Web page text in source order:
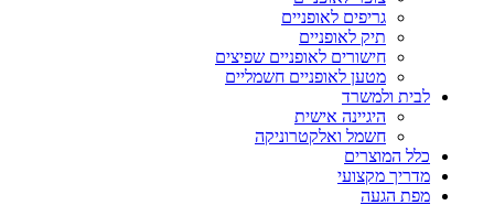
גריפים לאופניים
תיק לאופניים
חישורים לאופניים שפיצים
מטען לאופניים חשמליים
לבית ולמשרד
היגיינה אישית
חשמל ואלקטרוניקה
כלל המוצרים
מדריך מקצועי
מפת הגעה